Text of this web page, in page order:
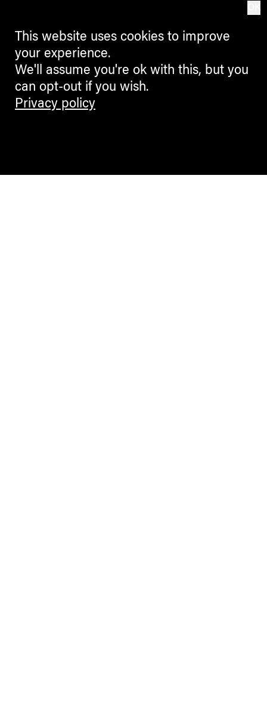
This website uses cookies to improve
your experience.
We'll assume you're ok with this, but you
can opt-out if you wish.
Privacy policy